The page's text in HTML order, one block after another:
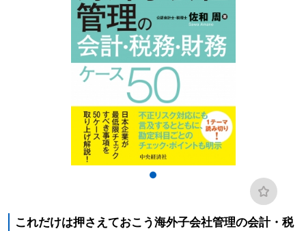
これだけは押さえておこう海外子会社管理の会計・税